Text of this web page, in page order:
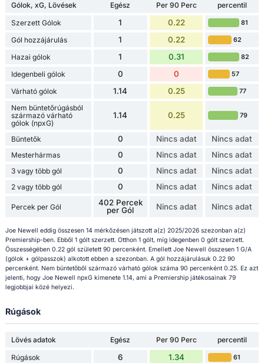
Gólok, xG, Lövések Egész Per 90 Perc
percentil
Szerzett Gólok
1 0.22 81
Gól hozzájárulás 1 0.22 62
Hazai gólok 1 0.31 82
Idegenbeli gólok 0 0 57
Várható gólok 1.14 0.25 77
Nem büntetőrúgásból
származó várható
gólok (npxG)
1.14 0.25 79
Büntetők 0 Nincs adat Nincs adat
Mesterhármas 0 Nincs adat Nincs adat
3 vagy több gól 0 Nincs adat Nincs adat
2 vagy több gól 0 Nincs adat Nincs adat
Percek per Gól
402 Percek
per Gól
Nincs adat Nincs adat
Joe Newell eddig összesen 14 mérkőzésen játszott a(z) 2025/2026 szezonban a(z)
Premiership-ben. Ebből 1 gólt szerzett. Otthon 1 gólt, míg idegenben 0 gólt szerzett.
Összességében 0.22 gól született 90 percenként. Emellett Joe Newell összesen 1 G/A
(gólok + gólpasszok) alkotott ebben a szezonban. A gól hozzájárulásuk 0.22 90
percenként. Nem büntetőből származó várható gólok száma 90 percenként 0.25. Ez azt
jelenti, hogy Joe Newell npxG kimenete 1.14, ami a Premiership játékosainak 79
legjobbjai közé helyezi.
Rúgások
Lövés adatok Egész Per 90 Perc
percentil
Rúgások
6 1.34 61